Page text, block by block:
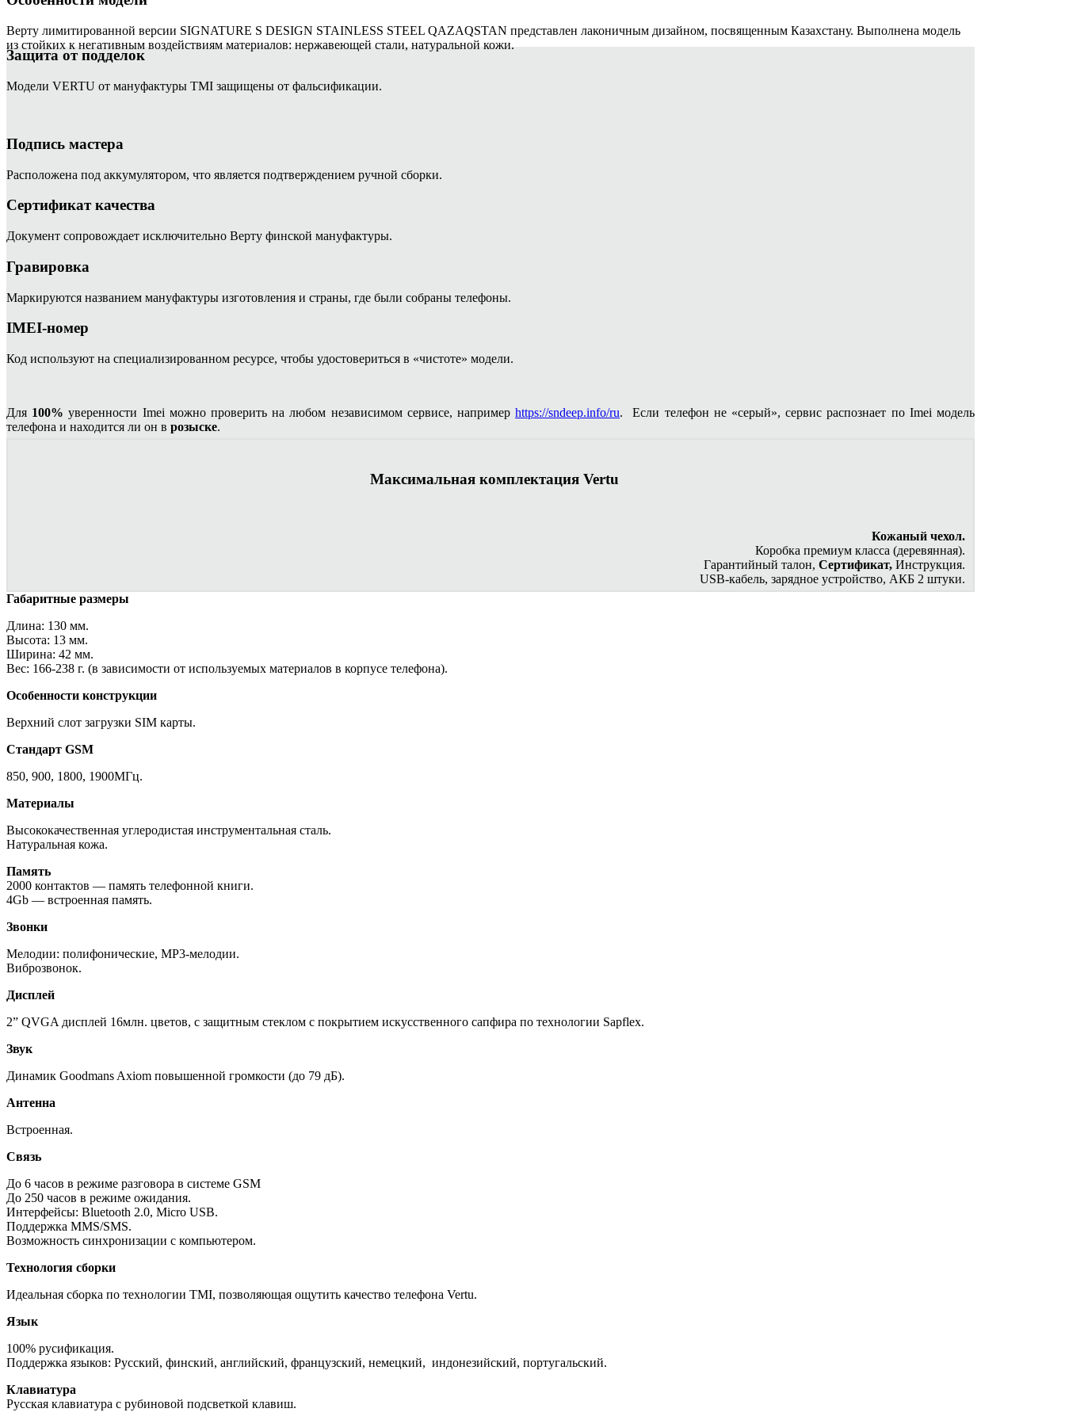
Верту лимитированной версии SIGNATURE S DESIGN STAINLESS STEEL QAZAQSTAN представлен лаконичным дизайном, посвященным Казахстану. Выполнена модель
из стойких к негативным воздействиям материалов: нержавеющей стали, натуральной кожи.
Защита от подделок
Модели VERTU от мануфактуры TMI защищены от фальсификации.
Подпись мастера
Расположена под аккумулятором, что является подтверждением ручной сборки.
Сертификат качества
Документ сопровождает исключительно Верту финской мануфактуры.
Гравировка
Маркируются названием мануфактуры изготовления и страны, где были собраны телефоны.
IMEI-номер
Код используют на специализированном ресурсе, чтобы удостовериться в «чистоте» модели.
Для 100% уверенности Imei можно проверить на любом независимом сервисе, напримерhttps://sndeep.info/ru. Если телефон не «серый», сервис распознает по Imei модель
телефона и находится ли он в розыске.
Максимальная комплектация Vertu
Кожаный чехол.
Коробка премиум класса (деревянная).
Гарантийный талон, Сертификат, Инструкция.
USB-кабель, зарядное устройство, АКБ 2 штуки.
Габаритные размеры
Длина: 130 мм.
Высота: 13 мм.
Ширина: 42 мм.
Вес: 166-238 г. (в зависимости от используемых материалов в корпусе телефона).
Особенности конструкции
Верхний слот загрузки SIM карты.
Стандарт GSM
850, 900, 1800, 1900МГц.
Материалы
Высококачественная углеродистая инструментальная сталь.
Натуральная кожа.
Память
2000 контактов — память телефонной книги.
4Gb — встроенная память.
Звонки
Мелодии: полифонические, MP3-мелодии.
Виброзвонок.
Дисплей
2” QVGA дисплей 16млн. цветов, с защитным стеклом с покрытием искусственного сапфира по технологии Sapflex.
Звук
Динамик Goodmans Axiom повышенной громкости (до 79 дБ).
Антенна
Встроенная.
Связь
До 6 часов в режиме разговора в системе GSM
До 250 часов в режиме ожидания.
Интерфейсы: Bluetooth 2.0, Micro USB.
Поддержка MMS/SMS.
Возможность синхронизации с компьютером.
Технология сборки
Идеальная сборка по технологии TMI, позволяющая ощутить качество телефона Vertu.
Язык
100% русификация.
Поддержка языков: Русский, финский, английский, французский, немецкий, индонезийский, португальский.
Клавиатура
Русская клавиатура с рубиновой подсветкой клавиш.